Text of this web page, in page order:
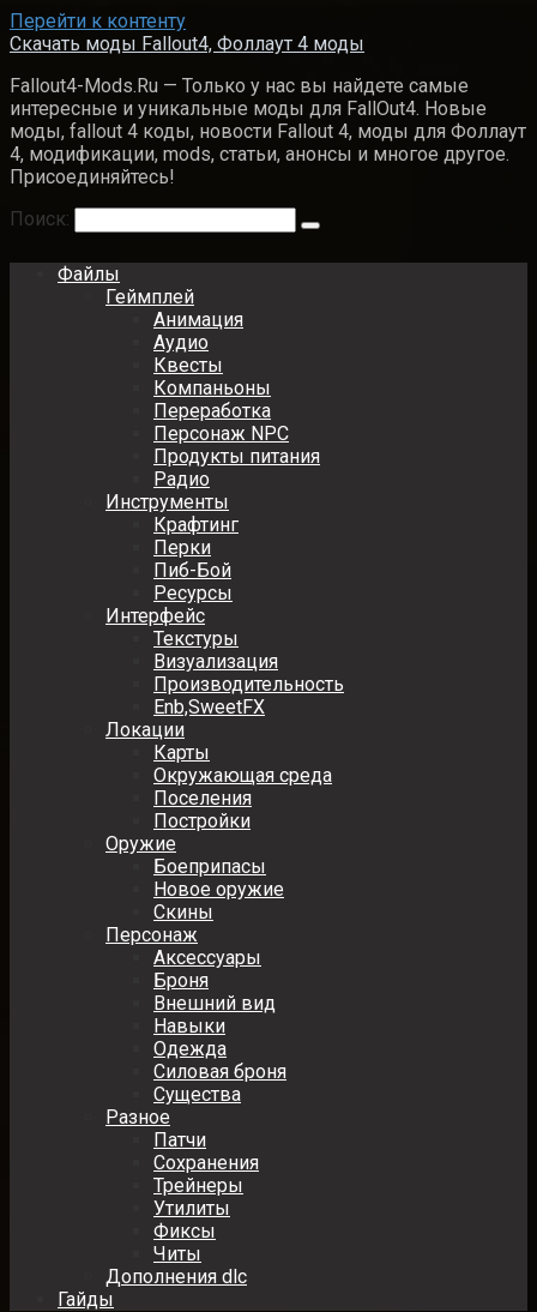
Перейти к контенту
Скачать моды Fallout4, Фоллаут 4 моды
Fallout4-Mods.Ru — Только у нас вы найдете самые
интересные и уникальные моды для FallOut4. Новые
моды, fallout 4 коды, новости Fallout 4, моды для Фоллаут
4, модификации, mods, статьи, анонсы и многое другое.
Присоединяйтесь!
Поиск:
Файлы
Геймплей
Анимация
Аудио
Квесты
Компаньоны
Переработка
Персонаж NPC
Продукты питания
Радио
Инструменты
Крафтинг
Перки
Пиб-Бой
Ресурсы
Интерфейс
Текстуры
Визуализация
Производительность
Enb,SweetFX
Локации
Карты
Окружающая среда
Поселения
Постройки
Оружие
Боеприпасы
Новое оружие
Скины
Персонаж
Аксессуары
Броня
Внешний вид
Навыки
Одежда
Силовая броня
Существа
Разное
Патчи
Сохранения
Трейнеры
Утилиты
Фиксы
Читы
Дополнения dlc
Гайды